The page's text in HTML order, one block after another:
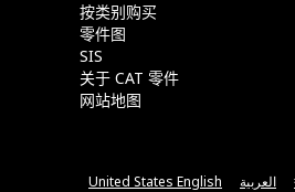
按类别购买
零件图
SIS
关于 CAT 零件
网站地图
United States English العربية